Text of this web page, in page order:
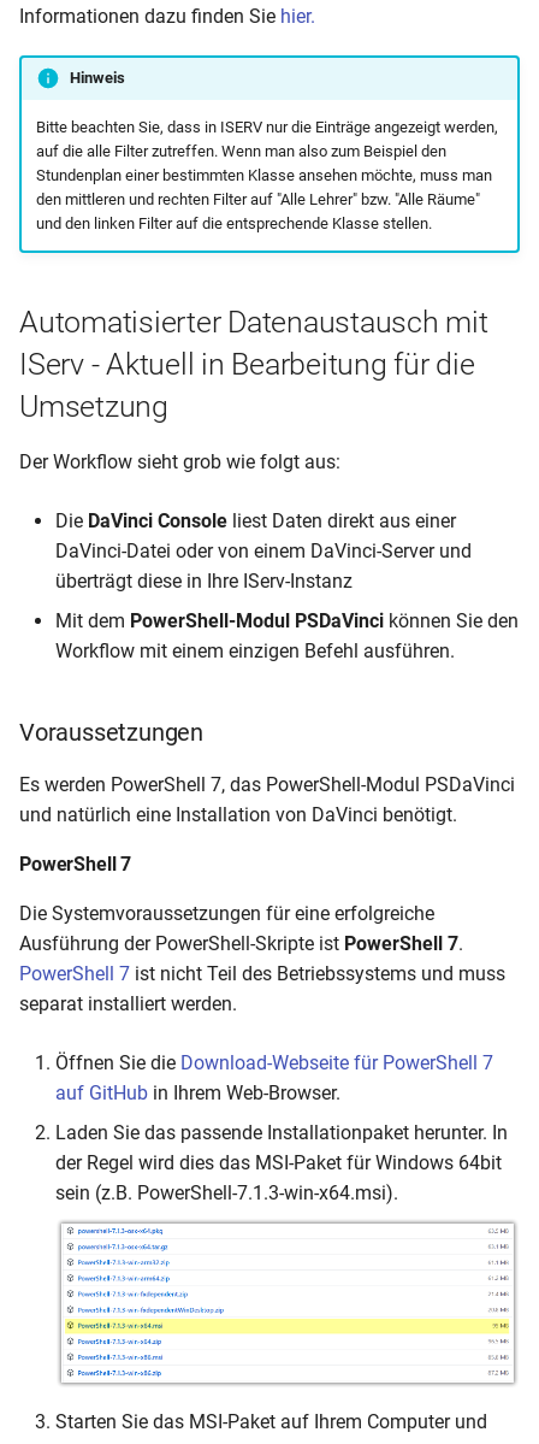
Informationen dazu finden Sie hier.
Hinweis
Bitte beachten Sie, dass in ISERV nur die Einträge angezeigt werden,
auf die alle Filter zutreffen. Wenn man also zum Beispiel den
Stundenplan einer bestimmten Klasse ansehen möchte, muss man
den mittleren und rechten Filter auf "Alle Lehrer" bzw. "Alle Räume"
und den linken Filter auf die entsprechende Klasse stellen.
Automatisierter Datenaustausch mit
IServ - Aktuell in Bearbeitung für die
Umsetzung
Der Workflow sieht grob wie folgt aus:
Die DaVinci Console liest Daten direkt aus einer
DaVinci-Datei oder von einem DaVinci-Server und
überträgt diese in Ihre IServ-Instanz
Mit dem PowerShell-Modul PSDaVinci können Sie den
Workflow mit einem einzigen Befehl ausführen.
Voraussetzungen
Es werden PowerShell 7, das PowerShell-Modul PSDaVinci
und natürlich eine Installation von DaVinci benötigt.
PowerShell 7
Die Systemvoraussetzungen für eine erfolgreiche
Ausführung der PowerShell-Skripte ist PowerShell 7.
PowerShell 7 ist nicht Teil des Betriebssystems und muss
separat installiert werden.
Öffnen Sie die Download-Webseite für PowerShell 7
auf GitHub in Ihrem Web-Browser.
Laden Sie das passende Installationpaket herunter. In
der Regel wird dies das MSI-Paket für Windows 64bit
sein (z.B. PowerShell-7.1.3-win-x64.msi).
Starten Sie das MSI-Paket auf Ihrem Computer und